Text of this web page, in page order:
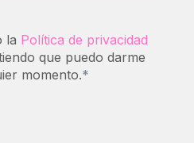
la Política de privacidad
que puedo darme
momento.*